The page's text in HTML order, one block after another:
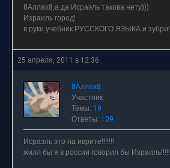
8Аллах8,а да Исраэль такова нету)))
Израиль город!
в руки учебник РУССКОГО ЯЗЫКА и зубри!
25 апреля, 2011 в 12:36
8Аллах8
Участник
Темы: 19
Ответы: 109
Исраэль это на иврите!!!!!!!
жилл бы я в россии говорил бы Израиль!!!!!